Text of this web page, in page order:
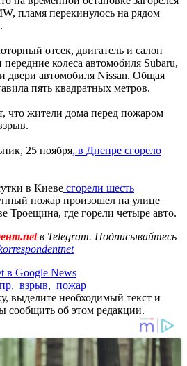
пламя перекинулось на рядом
отсек, двигатель и салон
колеса автомобиля Subaru,
двери автомобиля Nissan. Общая
пять квадратных метров.
жители дома перед пожаром
25 ноября, в Днепре сгорело
в Киеве сгорели шесть
пожар произошел на улице
Троещина, где горели четыре авто.
в Telegram. Подписывайтесь
в Google News
, взрыв, пожар
выделите необходимый текст и
сообщить об этом редакции.